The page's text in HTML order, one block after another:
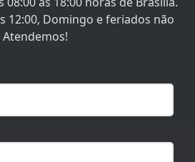
12:00, Domingo e feriados não
Atendemos!